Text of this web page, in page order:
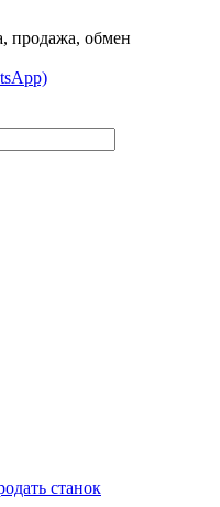
продажа, обмен
станок